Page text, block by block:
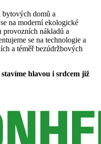
bytových domů a
na moderní ekologické
provozních nákladů a
se na technologie a
a téměř bezúdržbových
hlavou i srdcem již